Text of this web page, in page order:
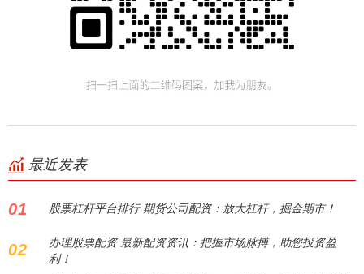
最近发表
01 股票杠杆平台排行 期货公司配资：放大杠杆，掘金期市！
02
办理股票配资 最新配资资讯：把握市场脉搏，助您投资盈
利！